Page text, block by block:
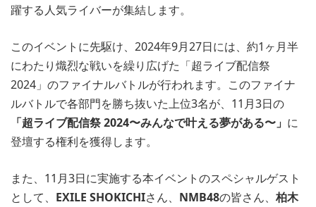
躍する人気ライバーが集結します。
このイベントに先駆け、2024年9月27日には、約1ヶ月半
にわたり熾烈な戦いを繰り広げた「超ライブ配信祭
2024」のファイナルバトルが行われます。このファイナ
ルバトルで各部門を勝ち抜いた上位3名が、11月3日の
「超ライブ配信祭 2024〜みんなで叶える夢がある〜」 に
登壇する権利を獲得します。
また、11月3日に実施する本イベントのスペシャルゲスト
として、 EXILE SHOKICHIさん、 NMB48の皆さん、 柏木